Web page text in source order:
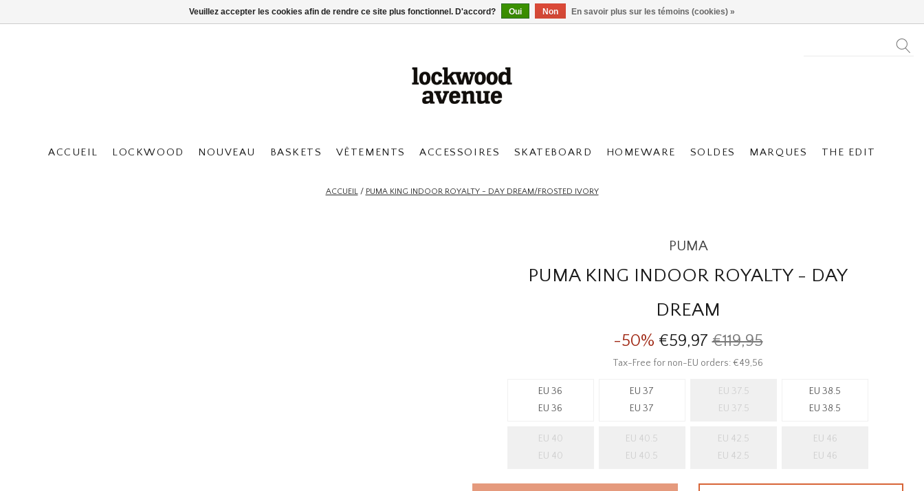
ACCUEIL LOCKWOOD NOUVEAU BASKETS VÊTEMENTS ACCESSOIRES SKATEBOARD HOMEWARE SOLDES MARQUES THE EDIT
ACCUEIL/ PUMA KING INDOOR ROYALTY - DAY DREAM/FROSTED IVORY
PUMA
PUMA KING INDOOR ROYALTY - DAY
DREAM
-50% €59,97€119,95
Tax-Free for non-EU orders: €49,56
EU 36
EU 36
EU 37
EU 37
EU 37.5
EU 37.5
EU 38.5
EU 38.5
EU 40
EU 40
EU 40.5
EU 40.5
EU 42.5
EU 42.5
EU 46
EU 46
Veuillez accepter les cookies afin de rendre ce site plus fonctionnel. D'accord? Oui Non En savoir plus sur les témoins (cookies) »